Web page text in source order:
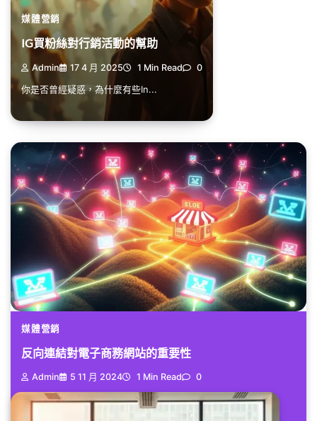
媒體營銷
IG買粉絲對行銷活動的幫助
Admin 17 4 月 2025 1 Min Read 0
你是否曾經疑惑，為什麼有些In...
媒體營銷
反向連結對電子商務網站的重要性
Admin 5 11 月 2024 1 Min Read 0
許多人可能對於「反向連結」這個...